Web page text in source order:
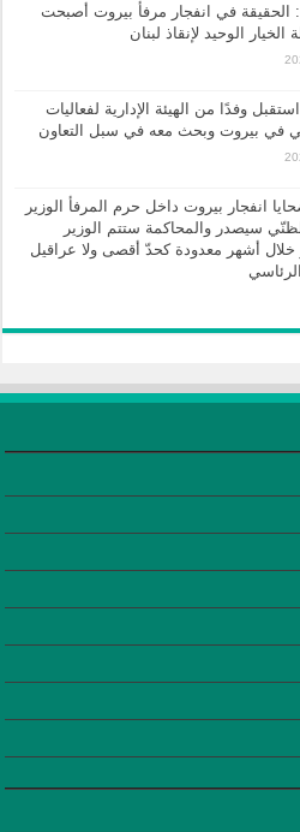
الحقيقة في انفجار مرفأ بيروت أصبحت
الوحيد لإنقاذ لبنان
وفدًا من الهيئة الإدارية لفعاليات
في بيروت وبحث معه في سبل التعاون
انفجار بيروت داخل حرم المرفأ الوزير
سيصدر والمحاكمة ستتم الوزير
أشهر معدودة كحدّ أقصى ولا عراقيل